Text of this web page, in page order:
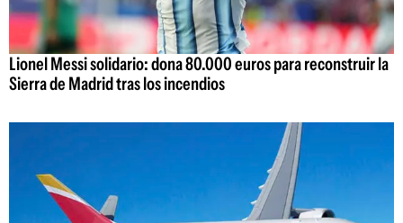
Lionel Messi solidario: dona 80.000 euros para reconstruir la
Sierra de Madrid tras los incendios